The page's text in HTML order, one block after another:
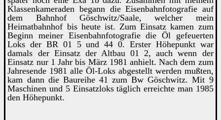
Klassenkameraden begann die Eisenbahnfotografie auf
dem Bahnhof Göschwitz/Saale, welcher mein
Heimatbahnhof bis heute ist. Zum Einsatz kamen zum
Beginn meiner Eisenbahnfotografie die Öl gefeuerten
Loks der BR 01 5 und 44 0. Erster Höhepunkt war
damals der Einsatz der Altbau 01 2, auch wenn der
Einsatz nur 1 Jahr bis März 1981 anhielt. Nach dem zum
Jahresende 1981 alle Öl-Loks abgestellt werden mußten,
kam dann die Baureihe 41 zum Bw Göschwitz. Mit 9
Maschinen und 5 Einsatzloks täglich erreichte man 1985
den Höhepunkt.